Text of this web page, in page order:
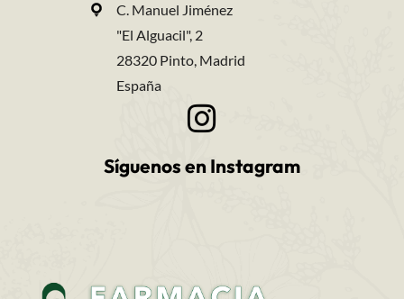
C. Manuel Jiménez
"El Alguacil", 2
28320 Pinto, Madrid
España
Síguenos en Instagram